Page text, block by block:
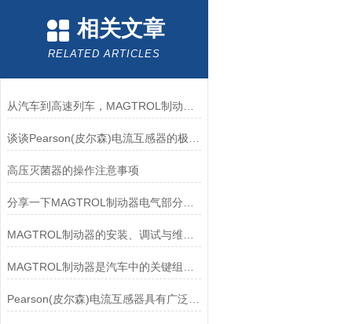
相关文章
RELATED ARTICLES
高压灭菌器的操作注意事项